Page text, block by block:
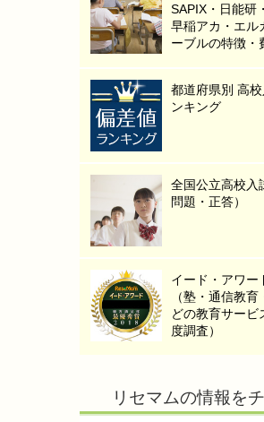
SAPIX・日能研
早稲アカ・エル
ーブルの特徴・
都道府県別 高
ンキング
全国公立高校入
問題・正答）
イード・アワー
（塾・通信教
どの教育サービ
度調査）
リセマムの情報を